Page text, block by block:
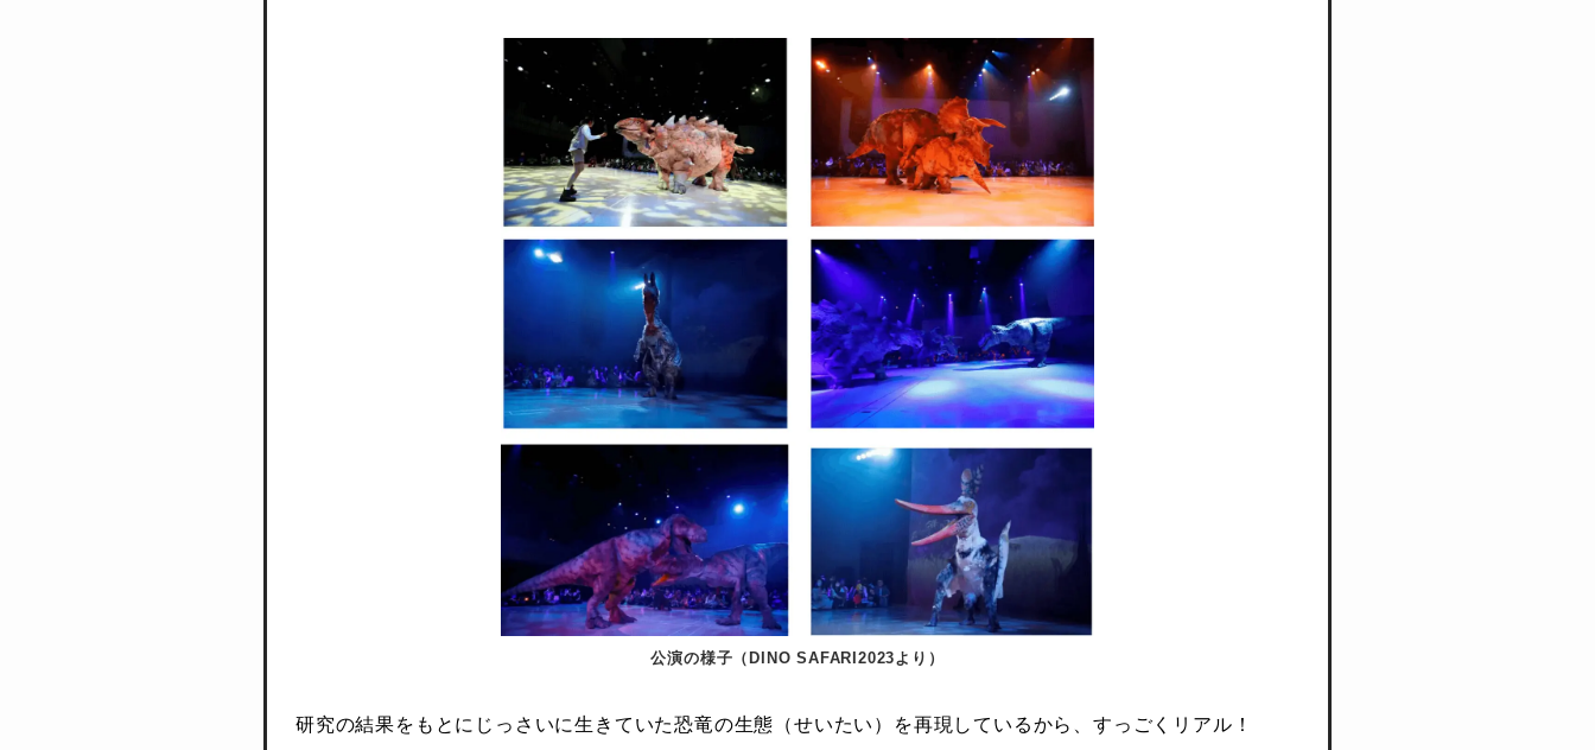
公演の様子（DINO SAFARI2023より）
研究の結果をもとにじっさいに生きていた恐竜の生態（せいたい）を再現しているから、すっごくリアル！